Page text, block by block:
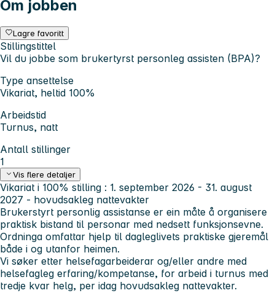
Om jobben
Lagre favoritt
Stillingstittel
Vil du jobbe som brukertyrst personleg assisten (BPA)?
Type ansettelse
Vikariat, heltid 100%
Arbeidstid
Turnus, natt
Antall stillinger
1
Vis flere detaljer
Vikariat i 100% stilling : 1. september 2026 - 31. august
2027 - hovudsakleg nattevakter
Brukerstyrt personlig assistanse er ein måte å organisere
praktisk bistand til personar med nedsett funksjonsevne.
Ordninga omfattar hjelp til dagleglivets praktiske gjeremål
både i og utanfor heimen.
Vi søker etter helsefagarbeiderar og/eller andre med
helsefagleg erfaring/kompetanse, for arbeid i turnus med
tredje kvar helg, per idag hovudsakleg nattevakter.